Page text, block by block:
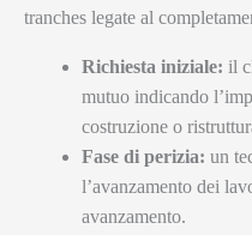
tranches legate al
Richiesta iniziale: il
mutuo indicando
costruzione o
Fase di perizia: un
l’avanzamento dei
avanzamento.